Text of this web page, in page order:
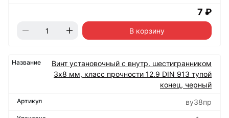
7 ₽
В корзину
Винт установочный с внутр. шестигранником
3х8 мм, класс прочности 12.9 DIN 913 тупой
конец, черный
ву38пр